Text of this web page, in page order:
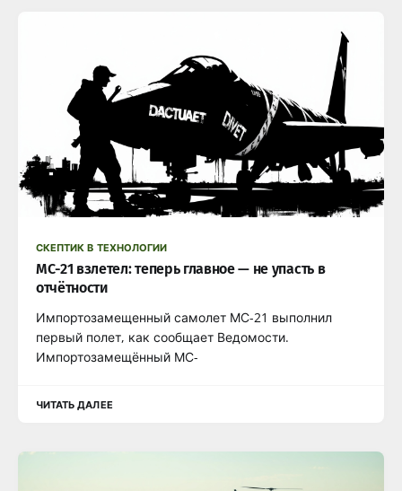
СКЕПТИК В ТЕХНОЛОГИИ
МС-21 взлетел: теперь главное — не упасть в
отчётности
Импортозамещенный самолет МС-21 выполнил
первый полет, как сообщает Ведомости.
Импортозамещённый МС-
ЧИТАТЬ ДАЛЕЕ